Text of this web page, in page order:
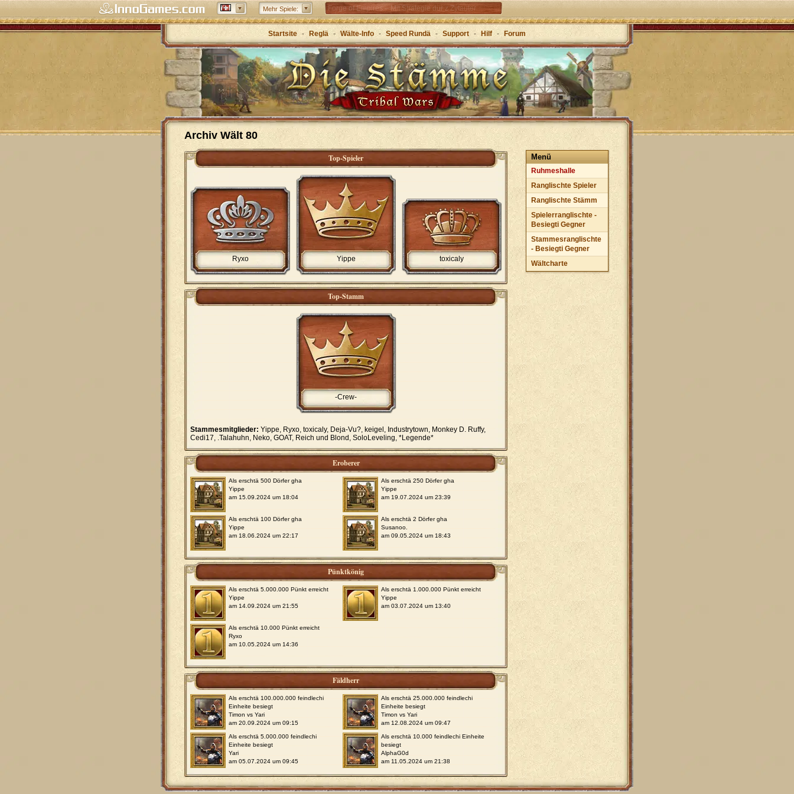
Mehr Spiele: Forge of Empires – Mit Strategie dür z Zytauter
Startsite - Reglä - Wälte-Info - Speed Rundä - Support - Hilf - Forum
Archiv Wält 80
Menü
Ruhmeshalle
Ranglischte Spieler
Ranglischte Stämm
Spielerranglischte -
Besiegti Gegner
Stammesranglischte
- Besiegti Gegner
Wältcharte
Top-Spieler
Yippe
Ryxo toxicaly
Top-Stamm
-Crew-
Stammesmitglieder: Yippe, Ryxo, toxicaly, Deja-Vu?, keigel, Industrytown, Monkey D. Ruffy,
Cedi17, .Talahuhn, Neko, GOAT, Reich und Blond, SoloLeveling, *Legende*
Eroberer
Als erschtä 500 Dörfer gha
Yippe
am 15.09.2024 um 18:04
Als erschtä 250 Dörfer gha
Yippe
am 19.07.2024 um 23:39
Als erschtä 100 Dörfer gha
Yippe
am 18.06.2024 um 22:17
Als erschtä 2 Dörfer gha
Susanoo.
am 09.05.2024 um 18:43
Pünktkönig
Als erschtä 5.000.000 Pünkt erreicht
Yippe
am 14.09.2024 um 21:55
Als erschtä 1.000.000 Pünkt erreicht
Yippe
am 03.07.2024 um 13:40
Als erschtä 10.000 Pünkt erreicht
Ryxo
am 10.05.2024 um 14:36
Fäldherr
Als erschtä 100.000.000 feindlechi
Einheite besiegt
Timon vs Yari
am 20.09.2024 um 09:15
Als erschtä 25.000.000 feindlechi
Einheite besiegt
Timon vs Yari
am 12.08.2024 um 09:47
Als erschtä 5.000.000 feindlechi
Einheite besiegt
Yari
am 05.07.2024 um 09:45
Als erschtä 10.000 feindlechi Einheite
besiegt
AlphaG0d
am 11.05.2024 um 21:38